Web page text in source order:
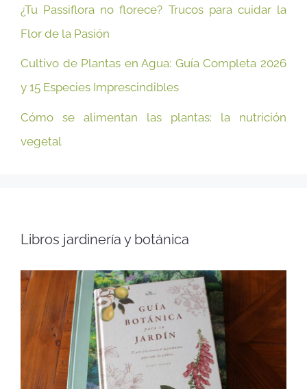
¿Tu Passiflora no florece? Trucos para cuidar la
Flor de la Pasión
Cultivo de Plantas en Agua: Guía Completa 2026
y 15 Especies Imprescindibles
Cómo se alimentan las plantas: la nutrición
vegetal
Libros jardinería y botánica